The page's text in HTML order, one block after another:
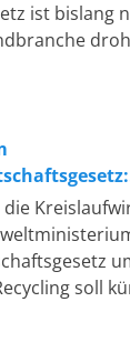
ist bislang
Politik
laufen
Die
wie nie
doch im
netto nur
soll
soll